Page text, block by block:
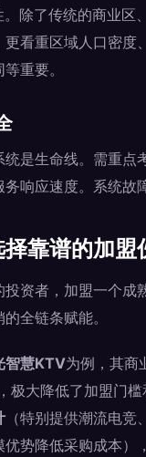
除了传统的商业区
看重区域人口密
重要。
是生命线。需重
响应速度。系统故
靠谱的加盟
资者，加盟一个
全链条赋能。
智慧KTV为例，其商
极大降低了加盟门
（特别提供潮流电
优势降低采购成本）